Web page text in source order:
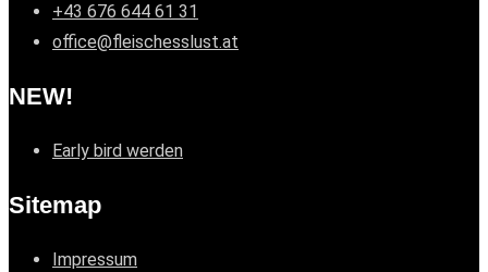
+43 676 644 61 31
office@fleischesslust.at
NEW!
Early bird werden
Sitemap
Impressum